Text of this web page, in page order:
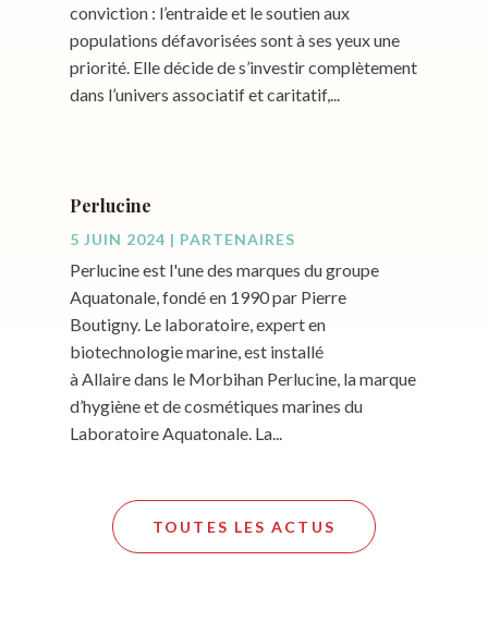
conviction : l’entraide et le soutien aux
populations défavorisées sont à ses yeux une
priorité. Elle décide de s’investir complètement
dans l’univers associatif et caritatif,...
Perlucine
5 JUIN 2024 | PARTENAIRES
Perlucine est l'une des marques du groupe
Aquatonale, fondé en 1990 par Pierre
Boutigny. Le laboratoire, expert en
biotechnologie marine, est installé
à Allaire dans le Morbihan Perlucine, la marque
d’hygiène et de cosmétiques marines du
Laboratoire Aquatonale. La...
TOUTES LES ACTUS